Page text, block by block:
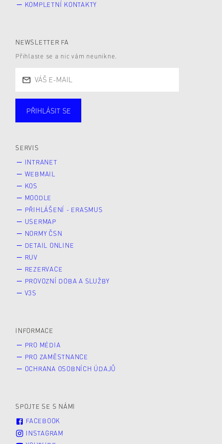
KOMPLETNÍ KONTAKTY
NEWSLETTER FA
Přihlaste se a nic vám neunikne.
PŘIHLÁSIT SE
SERVIS
INTRANET
WEBMAIL
KOS
MOODLE
PŘIHLÁŠENÍ - ERASMUS
USERMAP
NORMY ČSN
DETAIL ONLINE
RUV
REZERVACE
PROVOZNÍ DOBA A SLUŽBY
V3S
INFORMACE
PRO MÉDIA
PRO ZAMĚSTNANCE
OCHRANA OSOBNÍCH ÚDAJŮ
SPOJTE SE S NÁMI
FACEBOOK
INSTAGRAM